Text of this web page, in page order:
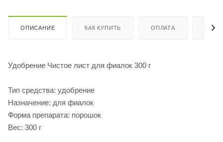
ОПИСАНИЕ КАК КУПИТЬ ОПЛАТА
Удобрение Чистое лист для фиалок 300 г
Тип средства: удобрение
Назначение: для фиалок
Форма препарата: порошок
Вес: 300 г